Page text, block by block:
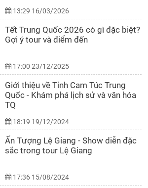
13:29 16/03/2026
Tết Trung Quốc 2026 có gì đặc biệt?
Gợi ý tour và điểm đến
17:00 23/12/2025
Giới thiệu về Tỉnh Cam Túc Trung
Quốc - Khám phá lịch sử và văn hóa
TQ
18:19 19/12/2024
Ấn Tượng Lệ Giang - Show diễn đặc
sắc trong tour Lệ Giang
17:36 15/08/2024